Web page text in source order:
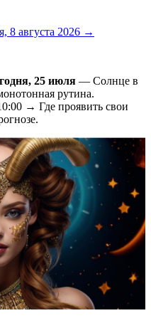
8 августа 2026 →
25 июля — Солнце в
рутина.
→ Где проявить свои